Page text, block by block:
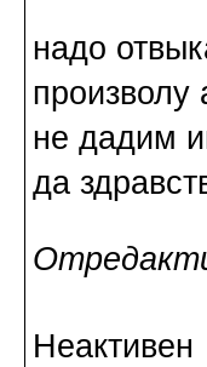
надо
произволу
не дадим
да
Неактивен